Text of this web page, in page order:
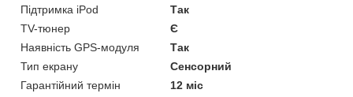
Підтримка iPod
Так
TV-тюнер
Є
Наявність GPS-модуля
Так
Тип екрану
Сенсорний
Гарантійний термін
12 міс